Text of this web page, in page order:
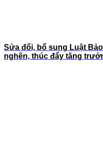
Sửa đổi, bổ sung Luật
nghẽn, thúc đẩy tăng